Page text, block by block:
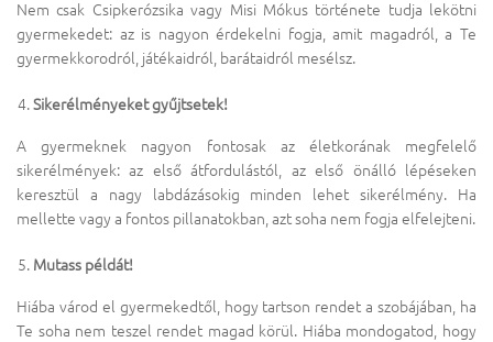
Nem csak Csipkerózsika vagy Misi Mókus története tudja lekötni
gyermekedet: az is nagyon érdekelni fogja, amit magadról, a Te
gyermekkorodról, játékaidról, barátaidról mesélsz.
Sikerélményeket gyűjtsetek!
A gyermeknek nagyon fontosak az életkorának megfelelő
sikerélmények: az első átfordulástól, az első önálló lépéseken
keresztül a nagy labdázásokig minden lehet sikerélmény. Ha
mellette vagy a fontos pillanatokban, azt soha nem fogja elfelejteni.
Mutass példát!
Hiába várod el gyermekedtől, hogy tartson rendet a szobájában, ha
Te soha nem teszel rendet magad körül. Hiába mondogatod, hogy